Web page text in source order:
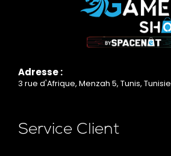
Adresse :
3 rue d'Afrique, Menzah 5, Tunis, Tunisie
Service Client